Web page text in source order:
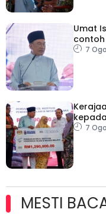
Umat
7
7
MESTI